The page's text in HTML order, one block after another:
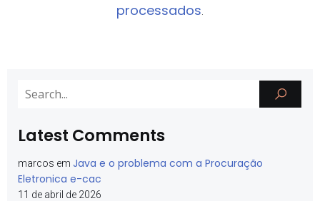
processados
Latest Comments
marcos em Java e o problema com a Procuração
Eletronica e-cac
11 de abril de 2026